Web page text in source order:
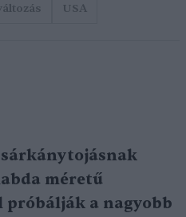
USA
méretű
próbálják a nagyobb